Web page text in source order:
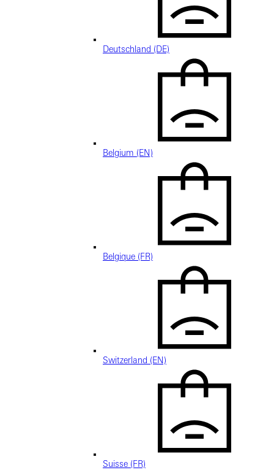
Deutschland (DE)
Belgium (EN)
Belgique (FR)
Switzerland (EN)
Suisse (FR)